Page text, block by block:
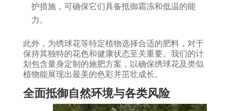
护措施，可确保它们具备抵御霜冻和低温的能
力。
此外，为绣球花等特定植物选择合适的肥料，对于
保持其独特的花色和健康状态至关重要。我们的计
划包含量身定制的施肥方案，以确保绣球花及类似
植物能展现出最美的色彩并茁壮成长。
全面抵御自然环境与各类风险